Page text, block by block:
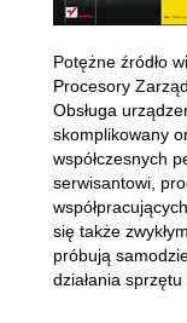
Potężne źródło
Procesory
Obsługa
skomplikowany
współczesnych
serwisantowi,
się także
próbują
działania